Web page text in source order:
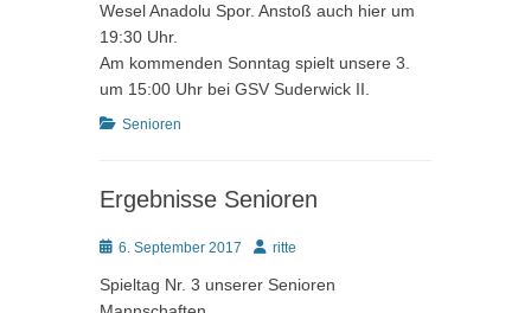
Wesel Anadolu Spor. Anstoß auch hier um
19:30 Uhr.
Am kommenden Sonntag spielt unsere 3.
um 15:00 Uhr bei GSV Suderwick II.
Kategorien
Senioren
Ergebnisse Senioren
Posted
6. September 2017 Autor
ritte
Spieltag Nr. 3 unserer Senioren